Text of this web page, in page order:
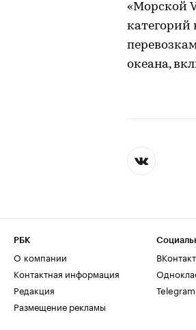
«Морской
категорий
океана,
РБК
О компании
Контактная информация
Редакция
Размещение рекламы
Telegram